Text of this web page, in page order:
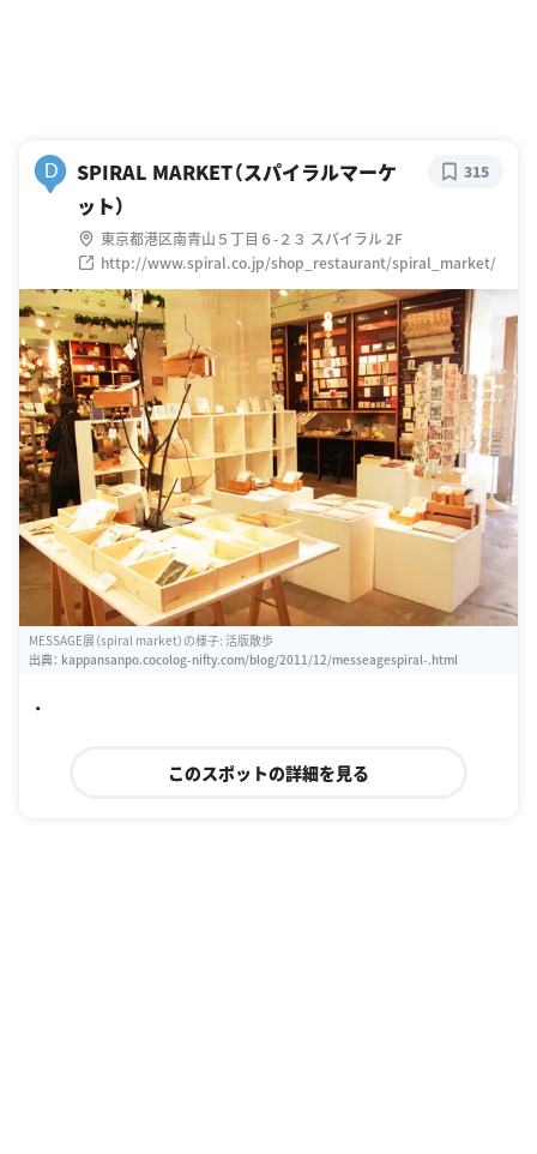
D
SPIRAL MARKET（スパイラルマーケ
ット）
東京都港区南青山５丁目６-２３ スパイラル 2F
http://www.spiral.co.jp/shop_restaurant/spiral_market/
315
MESSAGE展（spiral market）の様子: 活版散歩
出典： kappansanpo.cocolog-nifty.com/blog/2011/12/messeagespiral-.html
・
このスポットの詳細を見る